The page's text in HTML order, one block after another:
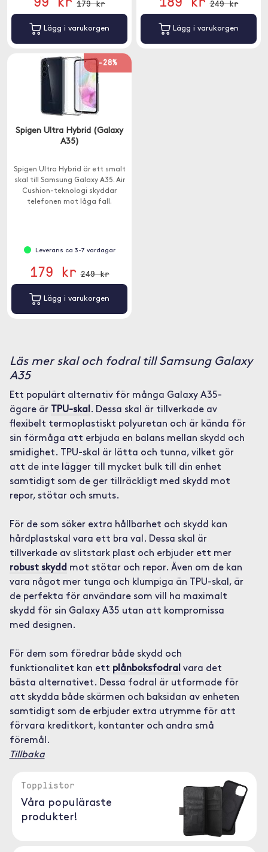
179 kr
Lägg i varukorgen
249 kr
Lägg i varukorgen
-28%
Spigen Ultra Hybrid (Galaxy
A35)
Spigen Ultra Hybrid är ett smalt
skal till Samsung Galaxy A35. Air
Cushion-teknologi skyddar
telefonen mot låga fall.
Leverans ca 3-7 vardagar
179 kr 249 kr
Lägg i varukorgen
Läs mer skal och fodral till Samsung Galaxy
A35
Ett populärt alternativ för många Galaxy A35-
ägare är
TPU-skal . Dessa skal är tillverkade av
flexibelt termoplastiskt polyuretan och är kända för
sin förmåga att erbjuda en balans mellan skydd och
smidighet. TPU-skal är lätta och tunna, vilket gör
att de inte lägger till mycket bulk till din enhet
samtidigt som de ger tillräckligt med skydd mot
repor, stötar och smuts.
För de som söker extra hållbarhet och skydd kan
hårdplastskal vara ett bra val. Dessa skal är
tillverkade av slitstark plast och erbjuder ett mer
robust skydd mot stötar och repor. Även om de kan
vara något mer tunga och klumpiga än TPU-skal, är
de perfekta för användare som vill ha maximalt
skydd för sin Galaxy A35 utan att kompromissa
med designen.
För dem som föredrar både skydd och
funktionalitet kan ett plånboksfodral vara det
bästa alternativet. Dessa fodral är utformade för
att skydda både skärmen och baksidan av enheten
samtidigt som de erbjuder extra utrymme för att
förvara kreditkort, kontanter och andra små
föremål.
Tillbaka
Topplistor
Våra populäraste
produkter!